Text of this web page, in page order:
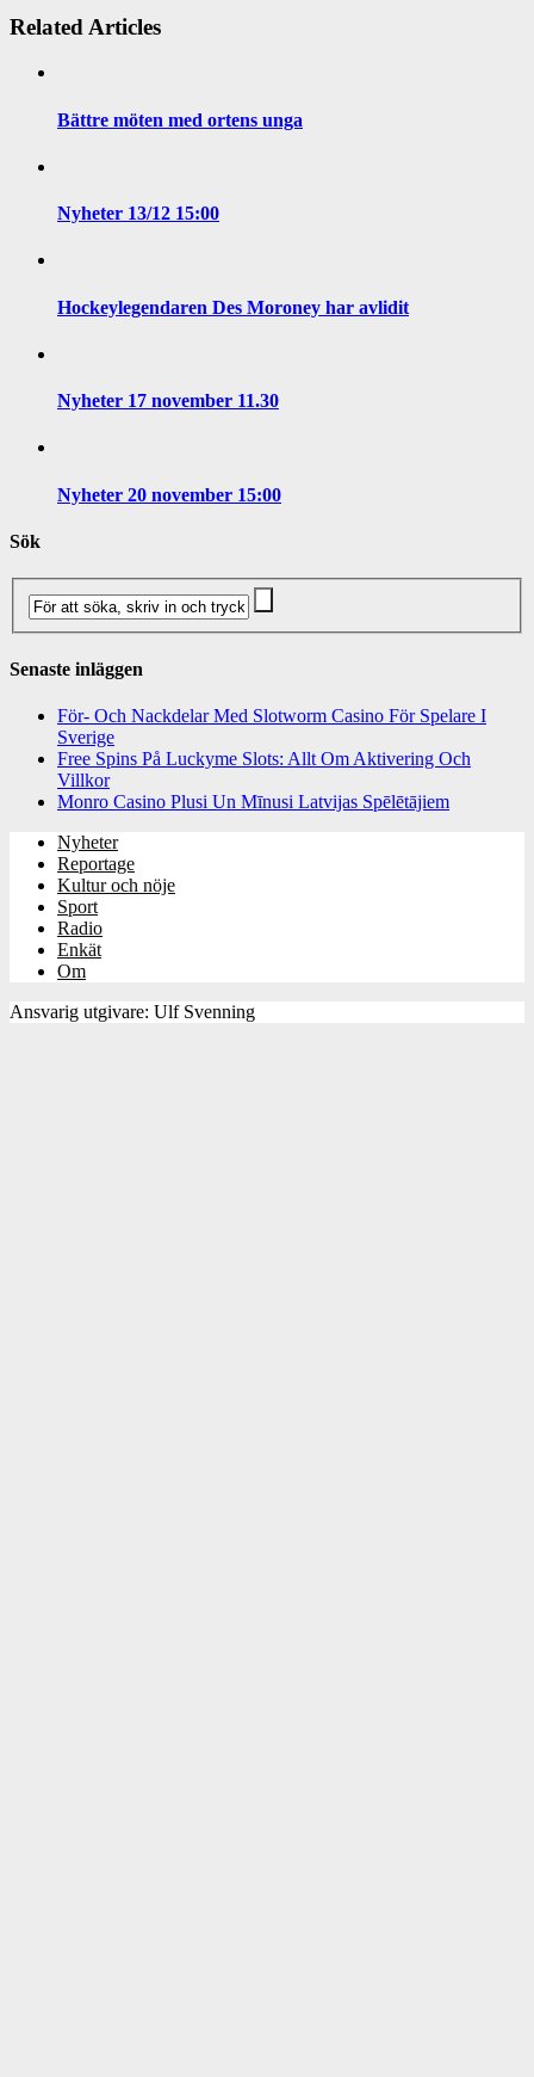
Related Articles
Bättre möten med ortens unga
Nyheter 13/12 15:00
Hockeylegendaren Des Moroney har avlidit
Nyheter 17 november 11.30
Nyheter 20 november 15:00
Sök
Senaste inläggen
För- Och Nackdelar Med Slotworm Casino För Spelare I
Sverige
Free Spins På Luckyme Slots: Allt Om Aktivering Och
Villkor
Monro Casino Plusi Un Mīnusi Latvijas Spēlētājiem
Nyheter
Reportage
Kultur och nöje
Sport
Radio
Enkät
Om
Ansvarig utgivare: Ulf Svenning